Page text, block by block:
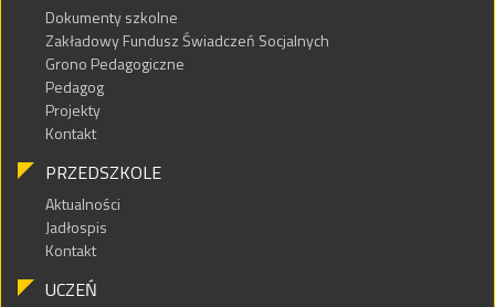
Dokumenty szkolne
Zakładowy Fundusz Świadczeń Socjalnych
Grono Pedagogiczne
Pedagog
Projekty
Kontakt
PRZEDSZKOLE
Aktualności
Jadłospis
Kontakt
UCZEŃ